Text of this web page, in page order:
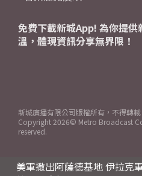
美軍撤出阿薩德基地 伊拉克
免費下載新城App! 為你提
溫，體現資訊分享無界限！
新城廣播有限公司版權所有，不得轉載
Copyright 2026© Metro Broadcast
reserved.